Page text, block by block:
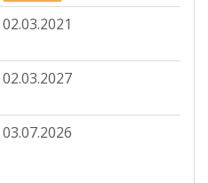
02.03.2021
02.03.2027
03.07.2026